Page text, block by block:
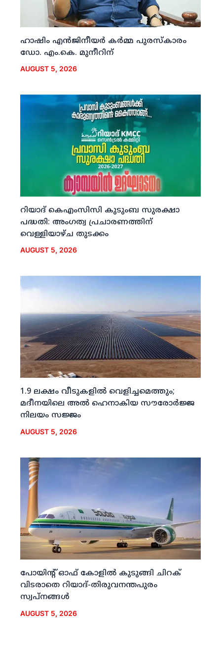
ഹാഷിം എന്‍ജിനീയര്‍ കര്‍മ്മ പുരസ്‌കാരം
ഡോ. എം.കെ. മുനീറിന്
AUGUST 5, 2026
റിയാദ് കെഎംസിസി കുടുംബ സുരക്ഷാ
പദ്ധതി: അംഗത്വ പ്രചാരണത്തിന്
വെള്ളിയാഴ്ച തുടക്കം
AUGUST 5, 2026
1.9 ലക്ഷം വീടുകളില്‍ വെളിച്ചമെത്തും;
മദീനയിലെ അല്‍ ഹെനാകിയ സൗരോര്‍ജ്ജ
നിലയം സജ്ജം
AUGUST 5, 2026
പോയിന്റ് ഓഫ് കോളില്‍ കുടുങ്ങി ചിറക്
വിടരാതെ റിയാദ്-തിരുവനന്തപുരം
സ്വപ്നങ്ങള്‍
AUGUST 5, 2026